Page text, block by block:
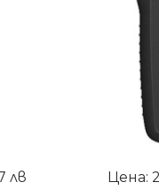
лв Цена: